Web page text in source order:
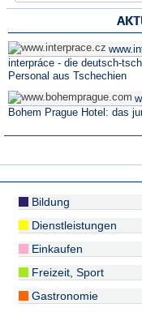
interpráce - die deutsch-
Personal aus Tschechien
Bohem Prague Hotel: das
Bildung
Dienstleistungen
Einkaufen
Freizeit, Sport
Gastronomie